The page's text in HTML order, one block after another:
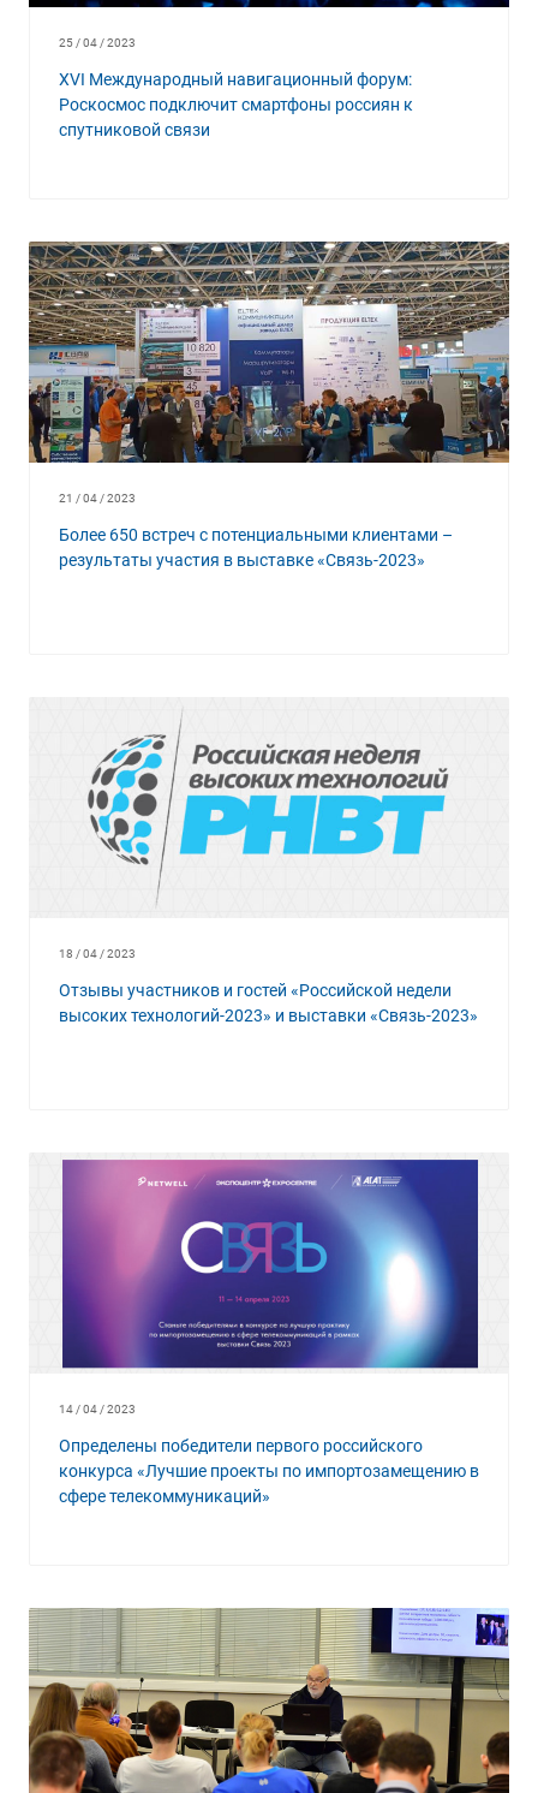
25 / 04 / 2023
XVI Международный навигационный форум:
Роскосмос подключит смартфоны россиян к
спутниковой связи
21 / 04 / 2023
Более 650 встреч с потенциальными клиентами –
результаты участия в выставке «Связь-2023»
18 / 04 / 2023
Отзывы участников и гостей «Российской недели
высоких технологий-2023» и выставки «Связь-2023»
14 / 04 / 2023
Определены победители первого российского
конкурса «Лучшие проекты по импортозамещению в
сфере телекоммуникаций»